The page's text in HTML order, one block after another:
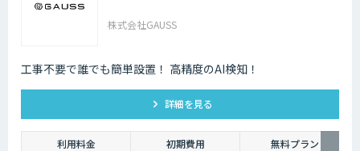
株式会社GAUSS
工事不要で誰でも簡単設置！ 高精度のAI検知！
詳細を見る
利用料金 初期費用
無料プラン